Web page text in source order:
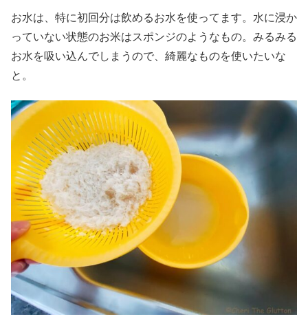
お水は、特に初回分は飲めるお水を使ってます。水に浸か
っていない状態のお米はスポンジのようなもの。みるみる
お水を吸い込んでしまうので、綺麗なものを使いたいな
と。